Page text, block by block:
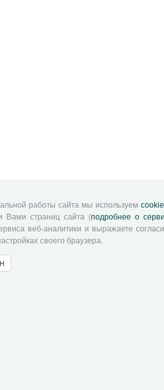
работы сайта мы используем
Вами страниц сайта (подробнее о
веб-аналитики и выражаете
своего браузера.